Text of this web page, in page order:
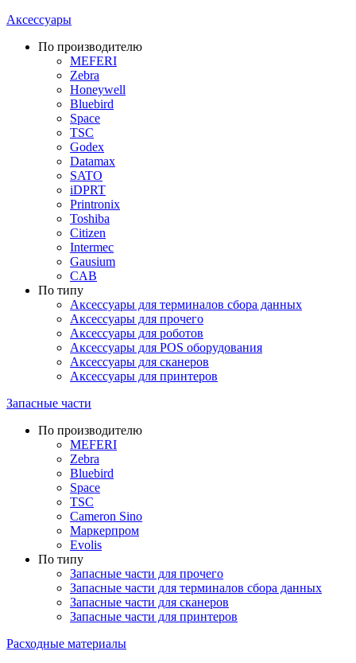
Аксессуары
По производителю
MEFERI
Zebra
Honeywell
Bluebird
Space
TSC
Godex
Datamax
SATO
iDPRT
Printronix
Toshiba
Citizen
Intermec
Gausium
CAB
По типу
Аксессуары для терминалов сбора данных
Аксессуары для прочего
Аксессуары для роботов
Аксессуары для POS оборудования
Аксессуары для сканеров
Аксессуары для принтеров
Запасные части
По производителю
MEFERI
Zebra
Bluebird
Space
TSC
Cameron Sino
Маркерпром
Evolis
По типу
Запасные части для прочего
Запасные части для терминалов сбора данных
Запасные части для сканеров
Запасные части для принтеров
Расходные материалы